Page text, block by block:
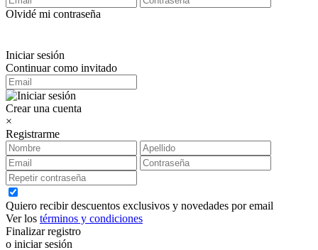
Olvidé mi contraseña
Iniciar sesión
Continuar como invitado
Crear una cuenta
×
Registrarme
Quiero recibir descuentos exclusivos y novedades por email
Ver los términos y condiciones
Finalizar registro
o iniciar sesión